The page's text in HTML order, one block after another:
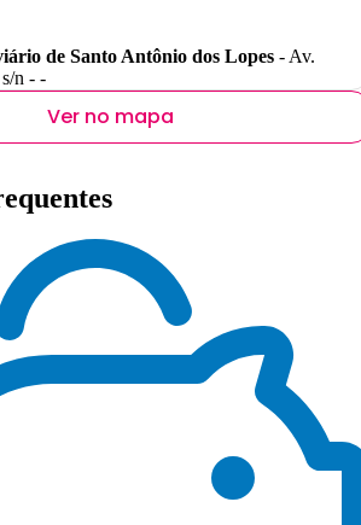
de Santo Antônio dos Lopes - Av.
n - -
Ver no mapa